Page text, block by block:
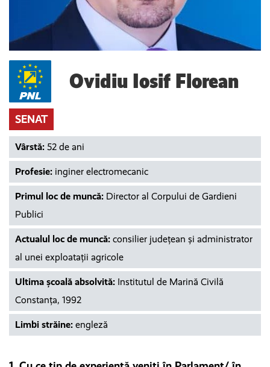
Ovidiu Iosif Florean
SENAT
Vârstă: 52 de ani
Profesie: inginer electromecanic
Primul loc de muncă: Director al Corpului de Gardieni
Publici
Actualul loc de muncă: consilier judeţean şi administrator
al unei exploataţii agricole
Ultima școală absolvită: Institutul de Marină Civilă
Constanţa, 1992
Limbi străine: engleză